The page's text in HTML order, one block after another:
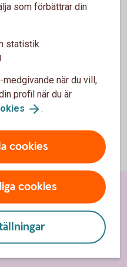
redovisas ingen
som förbättrar din
statistik
när du vill,
profil när du är
.
cookies
cookies